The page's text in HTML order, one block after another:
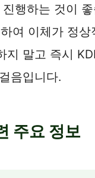
행하는 것이
여 이체가 정
지 말고 즉시
음입니다.
주요 정보